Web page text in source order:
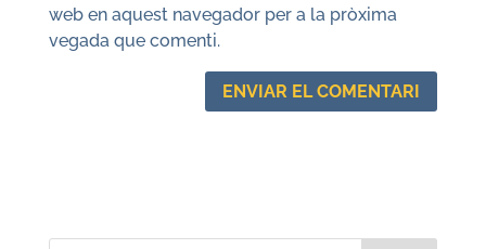
web en aquest navegador per a la pròxima
vegada que comenti.